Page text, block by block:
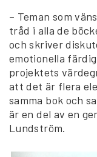
– Teman som
tråd i alla de
och skriver
emotionella
projektets
att det är flera
samma bok och
är en del av en
Lundström.